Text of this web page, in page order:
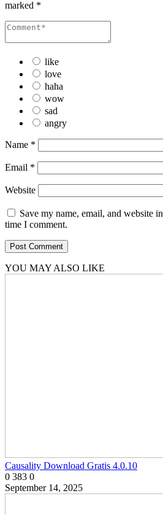
marked *
like
love
haha
wow
sad
angry
Name *
Email *
Website
Save my name, email, and website
time I comment.
YOU MAY ALSO LIKE
Causality Download Gratis 4.0.10
0 383 0
September 14, 2025